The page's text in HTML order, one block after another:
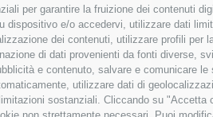
per garantire la fruizione dei contenuti
e/o accedervi, utilizzare dati
dei contenuti, utilizzare profili per
di dati provenienti da fonti diverse,
e contenuto, salvare e comunicare
utilizzare dati di
sostanziali. Cliccando su